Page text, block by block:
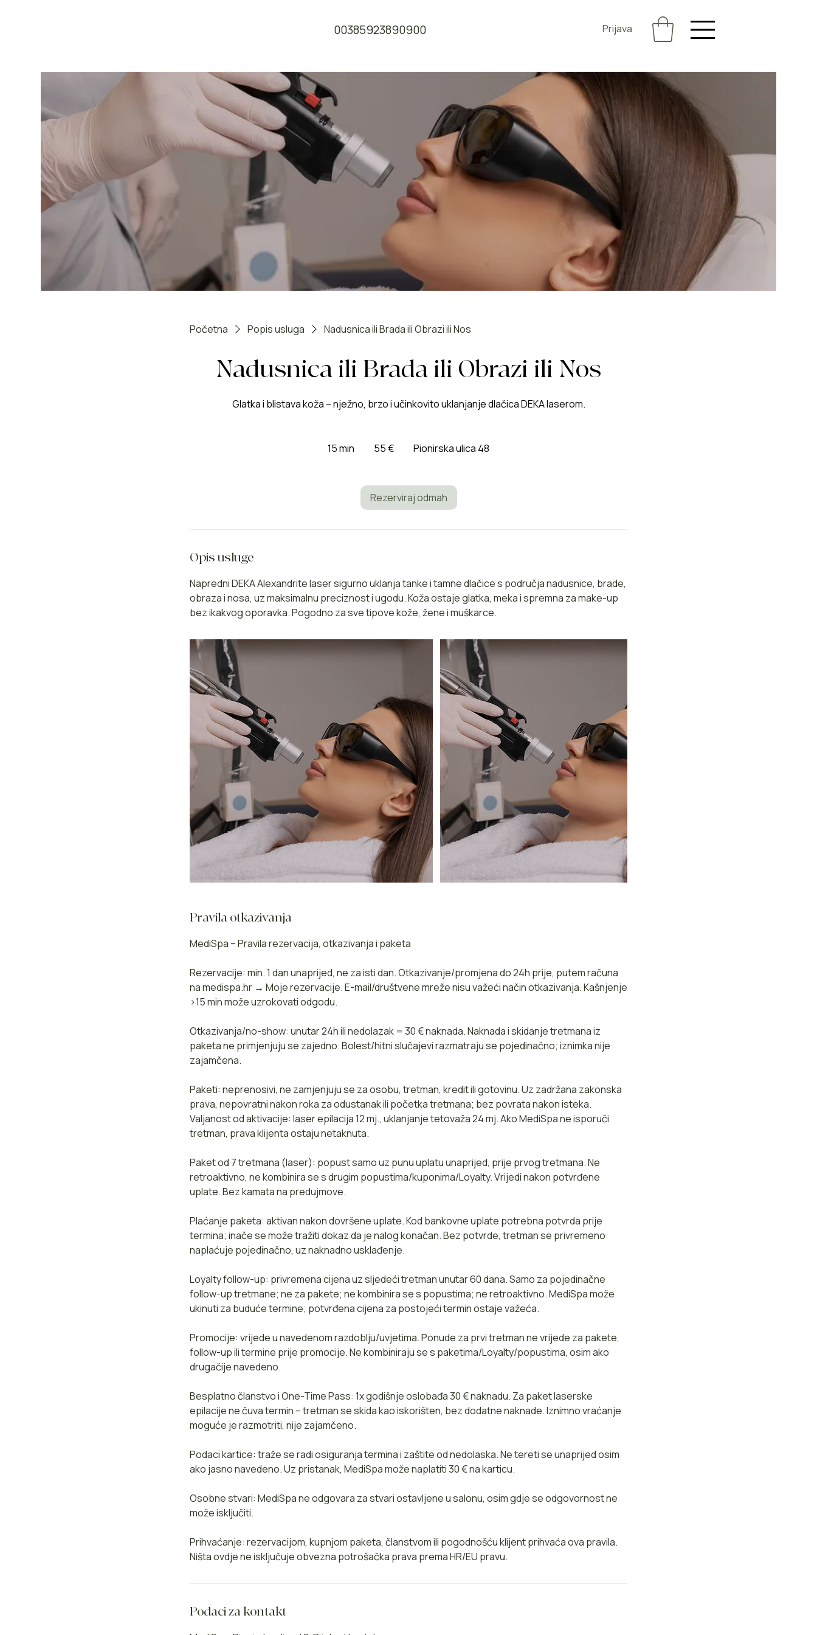
Prijava
00385923890900
Početna Popis usluga Nadusnica ili Brada ili Obrazi ili Nos
Nadusnica ili Brada ili Obrazi ili Nos
Glatka i blistava koža – nježno, brzo i učinkovito uklanjanje dlačica DEKA laserom.
15 min 55 € Pionirska ulica 48
Rezerviraj odmah
Opis usluge
Napredni DEKA Alexandrite laser sigurno uklanja tanke i tamne dlačice s područja nadusnice, brade,
obraza i nosa, uz maksimalnu preciznost i ugodu. Koža ostaje glatka, meka i spremna za make-up
bez ikakvog oporavka. Pogodno za sve tipove kože, žene i muškarce.
Pravila otkazivanja
MediSpa – Pravila rezervacija, otkazivanja i paketa
Rezervacije: min. 1 dan unaprijed, ne za isti dan. Otkazivanje/promjena do 24h prije, putem računa
na medispa.hr → Moje rezervacije. E-mail/društvene mreže nisu važeći način otkazivanja. Kašnjenje
>15 min može uzrokovati odgodu.
Otkazivanja/no-show: unutar 24h ili nedolazak = 30 € naknada. Naknada i skidanje tretmana iz
paketa ne primjenjuju se zajedno. Bolest/hitni slučajevi razmatraju se pojedinačno; iznimka nije
zajamčena.
Paketi: neprenosivi, ne zamjenjuju se za osobu, tretman, kredit ili gotovinu. Uz zadržana zakonska
prava, nepovratni nakon roka za odustanak ili početka tretmana; bez povrata nakon isteka.
Valjanost od aktivacije: laser epilacija 12 mj., uklanjanje tetovaža 24 mj. Ako MediSpa ne isporuči
tretman, prava klijenta ostaju netaknuta.
Paket od 7 tretmana (laser): popust samo uz punu uplatu unaprijed, prije prvog tretmana. Ne
retroaktivno, ne kombinira se s drugim popustima/kuponima/Loyalty. Vrijedi nakon potvrđene
uplate. Bez kamata na predujmove.
Plaćanje paketa: aktivan nakon dovršene uplate. Kod bankovne uplate potrebna potvrda prije
termina; inače se može tražiti dokaz da je nalog konačan. Bez potvrde, tretman se privremeno
naplaćuje pojedinačno, uz naknadno usklađenje.
Loyalty follow-up: privremena cijena uz sljedeći tretman unutar 60 dana. Samo za pojedinačne
follow-up tretmane; ne za pakete; ne kombinira se s popustima; ne retroaktivno. MediSpa može
ukinuti za buduće termine; potvrđena cijena za postojeći termin ostaje važeća.
Promocije: vrijede u navedenom razdoblju/uvjetima. Ponude za prvi tretman ne vrijede za pakete,
follow-up ili termine prije promocije. Ne kombiniraju se s paketima/Loyalty/popustima, osim ako
drugačije navedeno.
Besplatno članstvo i One-Time Pass: 1x godišnje oslobađa 30 € naknadu. Za paket laserske
epilacije ne čuva termin – tretman se skida kao iskorišten, bez dodatne naknade. Iznimno vraćanje
moguće je razmotriti, nije zajamčeno.
Podaci kartice: traže se radi osiguranja termina i zaštite od nedolaska. Ne tereti se unaprijed osim
ako jasno navedeno. Uz pristanak, MediSpa može naplatiti 30 € na karticu.
Osobne stvari: MediSpa ne odgovara za stvari ostavljene u salonu, osim gdje se odgovornost ne
može isključiti.
Prihvaćanje: rezervacijom, kupnjom paketa, članstvom ili pogodnošću klijent prihvaća ova pravila.
Ništa ovdje ne isključuje obvezna potrošačka prava prema HR/EU pravu.
Podaci za kontakt